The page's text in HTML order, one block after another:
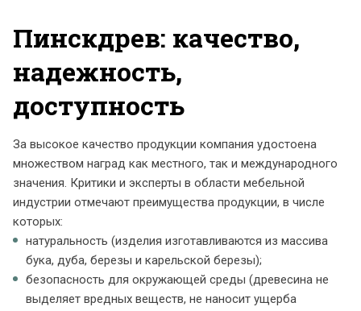
Пинскдрев: качество,
надежность,
доступность
За высокое качество продукции компания удостоена
множеством наград как местного, так и международного
значения. Критики и эксперты в области мебельной
индустрии отмечают преимущества продукции, в числе
которых:
натуральность (изделия изготавливаются из массива
бука, дуба, березы и карельской березы);
безопасность для окружающей среды (древесина не
выделяет вредных веществ, не наносит ущерба